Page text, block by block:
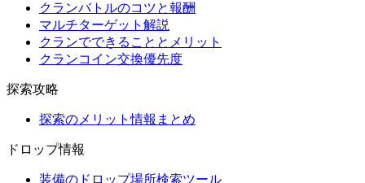
クランバトルのコツと報酬
マルチターゲット解説
クランでできることとメリット
クランコイン交換優先度
探索攻略
探索のメリット情報まとめ
ドロップ情報
装備のドロップ場所検索ツール